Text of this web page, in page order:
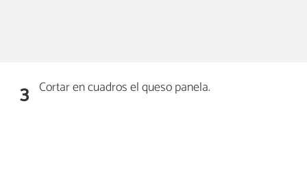
3 Cortar en cuadros el queso panela.